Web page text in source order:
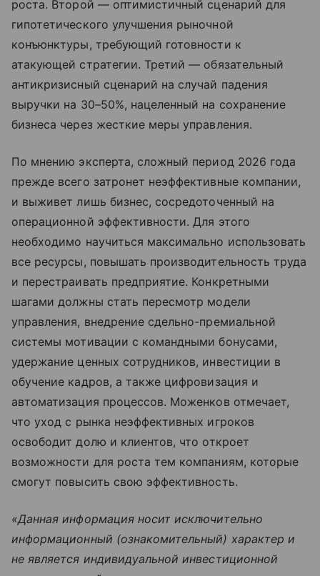
роста. Второй — оптимистичный сценарий для
гипотетического улучшения рыночной
конъюнктуры, требующий готовности к
атакующей стратегии. Третий — обязательный
антикризисный сценарий на случай падения
выручки на 30–50%, нацеленный на сохранение
бизнеса через жесткие меры управления.
По мнению эксперта, сложный период 2026 года
прежде всего затронет неэффективные компании,
и выживет лишь бизнес, сосредоточенный на
операционной эффективности. Для этого
необходимо научиться максимально использовать
все ресурсы, повышать производительность труда
и перестраивать предприятие. Конкретными
шагами должны стать пересмотр модели
управления, внедрение сдельно-премиальной
системы мотивации с командными бонусами,
удержание ценных сотрудников, инвестиции в
обучение кадров, а также цифровизация и
автоматизация процессов. Моженков отмечает,
что уход с рынка неэффективных игроков
освободит долю и клиентов, что откроет
возможности для роста тем компаниям, которые
смогут повысить свою эффективность.
«Данная информация носит исключительно
информационный (ознакомительный) характер и
не является индивидуальной инвестиционной